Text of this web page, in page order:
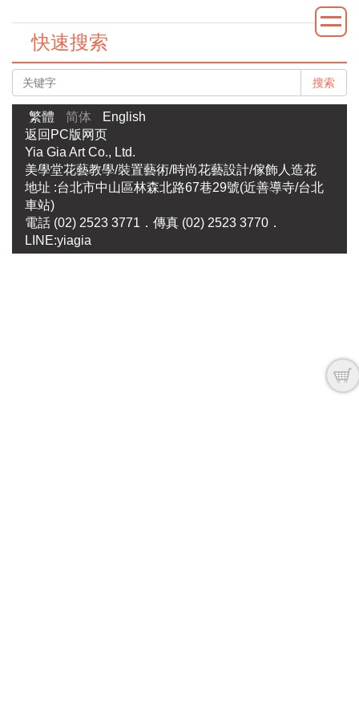
快速搜索
搜索
繁體 简体
English
返回PC版网页
Yia Gia Art Co., Ltd.
美學堂花藝教學/裝置藝術/時尚花藝設計/傢飾人造花
地址 :台北市中山區林森北路67巷29號(近善導寺/台北
車站)
電話 (02) 2523 3771．傳真 (02) 2523 3770．
LINE:yiagia